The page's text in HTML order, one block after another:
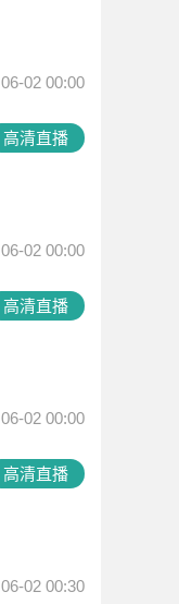
06-02 00:00
高清直播
06-02 00:00
高清直播
06-02 00:00
高清直播
06-02 00:30